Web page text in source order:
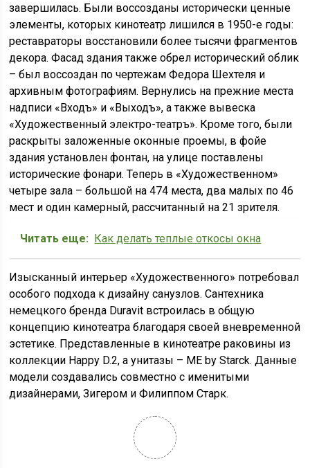
завершилась. Были воссозданы исторически ценные
элементы, которых кинотеатр лишился в 1950-е годы:
реставраторы восстановили более тысячи фрагментов
декора. Фасад здания также обрел исторический облик
– был воссоздан по чертежам Федора Шехтеля и
архивным фотографиям. Вернулись на прежние места
надписи «Входъ» и «Выходъ», а также вывеска
«Художественный электро-театръ». Кроме того, были
раскрыты заложенные оконные проемы, в фойе
здания установлен фонтан, на улице поставлены
исторические фонари. Теперь в «Художественном»
четыре зала – большой на 474 места, два малых по 46
мест и один камерный, рассчитанный на 21 зрителя.
Читать еще: Как делать теплые откосы окна
Изысканный интерьер «Художественного» потребовал
особого подхода к дизайну санузлов. Сантехника
немецкого бренда Duravit встроилась в общую
концепцию кинотеатра благодаря своей вневременной
эстетике. Представленные в кинотеатре раковины из
коллекции Happy D.2, а унитазы – ME by Starck. Данные
модели создавались совместно с именитыми
дизайнерами, Зигером и Филиппом Старк.